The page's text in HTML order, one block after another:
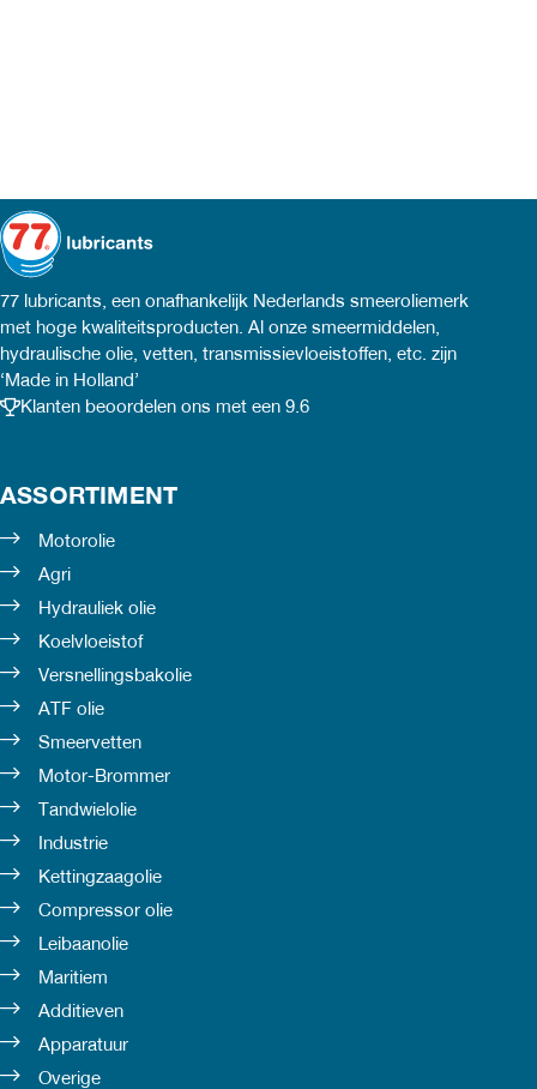
77 lubricants, een onafhankelijk Nederlands smeeroliemerk
met hoge kwaliteitsproducten. Al onze smeermiddelen,
hydraulische olie, vetten, transmissievloeistoffen, etc. zijn
‘Made in Holland’
Klanten beoordelen ons met een 9.6
ASSORTIMENT
Motorolie
Agri
Hydrauliek olie
Koelvloeistof
Versnellingsbakolie
ATF olie
Smeervetten
Motor-Brommer
Tandwielolie
Industrie
Kettingzaagolie
Compressor olie
Leibaanolie
Maritiem
Additieven
Apparatuur
Overige